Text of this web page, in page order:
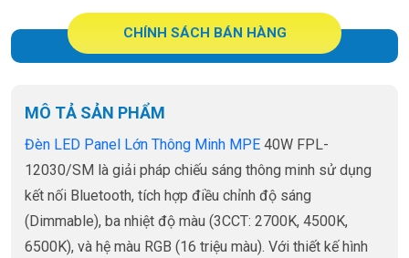
CHÍNH SÁCH BÁN HÀNG
MÔ TẢ SẢN PHẨM
Đèn LED Panel Lớn Thông Minh MPE 40W FPL-
12030/SM là giải pháp chiếu sáng thông minh sử dụng
kết nối Bluetooth, tích hợp điều chỉnh độ sáng
(Dimmable), ba nhiệt độ màu (3CCT: 2700K, 4500K,
6500K), và hệ màu RGB (16 triệu màu). Với thiết kế hình